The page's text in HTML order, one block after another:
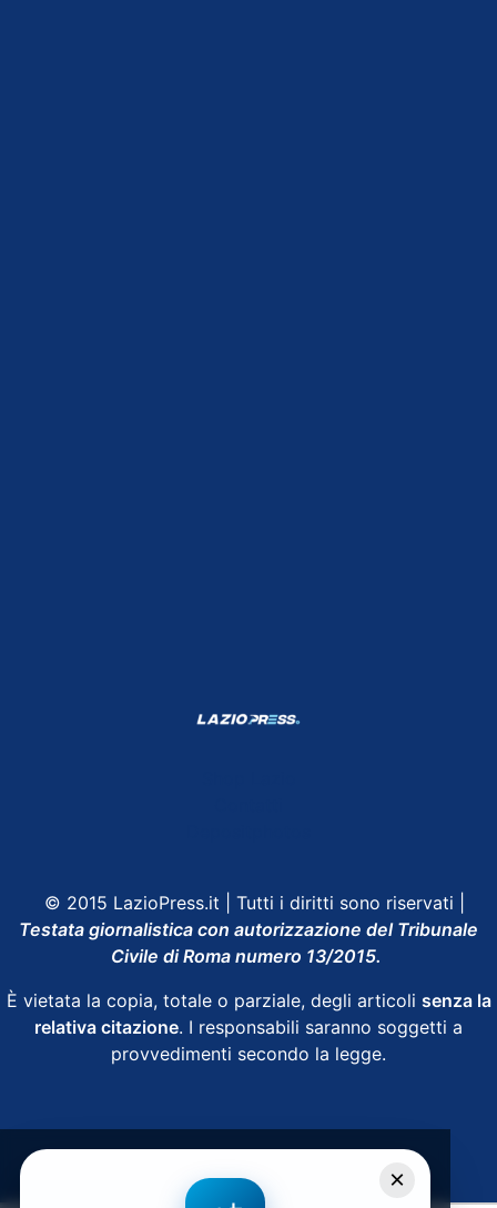
© 2015 LazioPress.it | Tutti i diritti sono riservati |
Testata giornalistica con autorizzazione del Tribunale
Civile di Roma numero 13/2015.
È vietata la copia, totale o parziale, degli articoli senza la
relativa citazione. I responsabili saranno soggetti a
provvedimenti secondo la legge.
×